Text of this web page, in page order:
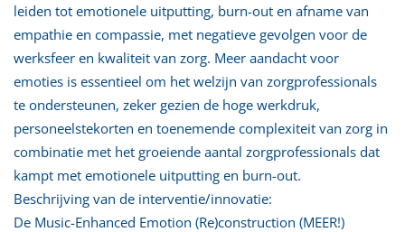
leiden tot emotionele uitputting, burn-out en afname van
empathie en compassie, met negatieve gevolgen voor de
werksfeer en kwaliteit van zorg. Meer aandacht voor
emoties is essentieel om het welzijn van zorgprofessionals
te ondersteunen, zeker gezien de hoge werkdruk,
personeelstekorten en toenemende complexiteit van zorg in
combinatie met het groeiende aantal zorgprofessionals dat
kampt met emotionele uitputting en burn-out.
Beschrijving van de interventie/innovatie:
De Music-Enhanced Emotion (Re)construction (MEER!)